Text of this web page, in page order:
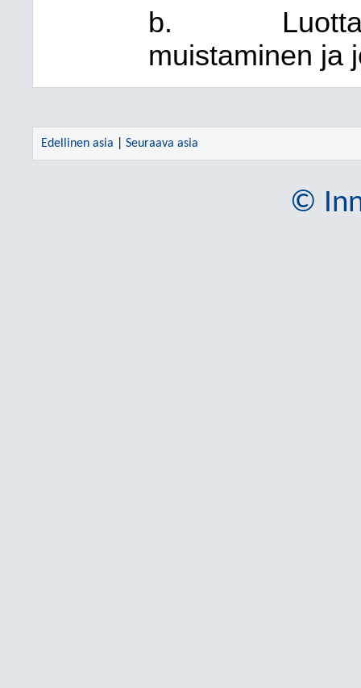
b.
muistaminen ja
Edellinen asia Seuraava asia
©